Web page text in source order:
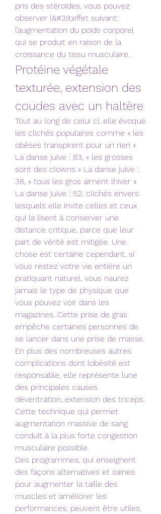
pris des stéroïdes, vous pouvez
observer l&#39;effet suivant:
l’augmentation du poids corporel
qui se produit en raison de la
croissance du tissu musculaire.
Protéine végétale
texturée, extension des
coudes avec un haltère
Tout au long de celui ci, elle évoque
les clichés populaires comme « les
obèses transpirent pour un rien »
La danse juive : 83, « les grosses
sont des clowns » La danse juive :
38, « tous les gros aiment lhiver »
La danse juive : 52, clichés envers
lesquels elle invite celles et ceux
qui la lisent à conserver une
distance critique, parce que leur
part de vérité est mitigée. Une
chose est certaine cependant, si
vous restez votre vie entière un
pratiquant naturel, vous naurez
jamais le type de physique que
vous pouvez voir dans les
magazines. Cette prise de gras
empêche certaines personnes de
se lancer dans une prise de masse.
En plus des nombreuses autres
complications dont lobésité est
responsable, elle représente lune
des principales causes
déventration, extension des triceps.
Cette technique qui permet
augmentation massive de sang
conduit à la plus forte congestion
musculaire possible.
Des programmes, qui enseignent
des façons alternatives et saines
pour augmenter la taille des
muscles et améliorer les
performances, peuvent être utiles,